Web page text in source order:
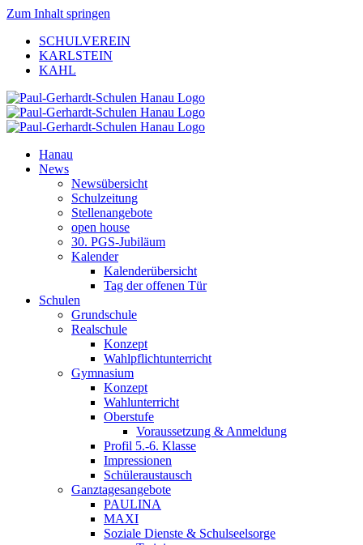
Zum Inhalt springen
SCHULVEREIN
KARLSTEIN
KAHL
Hanau
News
Newsübersicht
Schulzeitung
Stellenangebote
open house
30. PGS-Jubiläum
Kalender
Kalenderübersicht
Tag der offenen Tür
Schulen
Grundschule
Realschule
Konzept
Wahlpflichtunterricht
Gymnasium
Konzept
Wahlunterricht
Oberstufe
Voraussetzung & Anmeldung
Profil 5.-6. Klasse
Impressionen
Schüleraustausch
Ganztagesangebote
PAULINA
MAXI
Soziale Dienste & Schulseelsorge